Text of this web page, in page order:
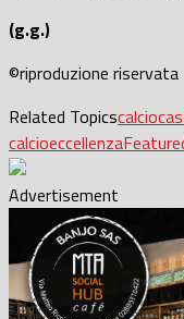
(g.g.)
©riproduzione riservata
Related Topicscalcio
calcioeccellenza
Advertisement